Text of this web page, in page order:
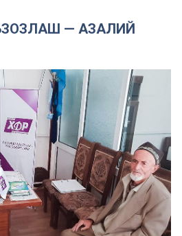
— АЗАЛИЙ